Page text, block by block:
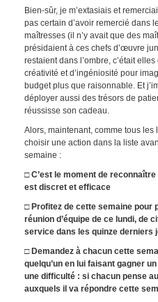
Bien-sûr, je m’extasiais et
pas certain d’avoir remercié dans
maîtresses (il n’y avait que des
présidaient à ces chefs d’œuvre
restaient dans l’ombre, c’était
créativité et d’ingéniosité pour
budget plus que raisonnable. Et
déployer aussi des trésors de
réussisse son cadeau.
Alors, maintenant, comme tous les
choisir une action dans la liste
semaine :
□ C’est le moment de
est discret et efficace
□ Profitez de cette semaine pour
réunion d’équipe de ce lundi, de
service dans les quinze derniers
□ Demandez à chacun cette
quelqu’un en lui faisant gagner
une difficulté : si chacun pense
auxquels il va répondre cette